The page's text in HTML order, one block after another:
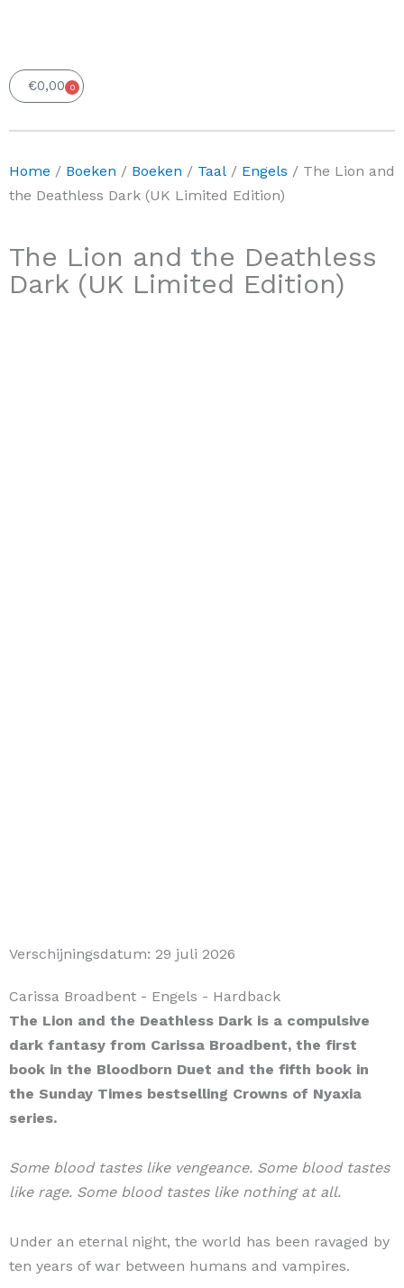
€0,00 0
Winkelwagen
Home / Boeken / Boeken / Taal / Engels / The Lion and
the Deathless Dark (UK Limited Edition)
The Lion and the Deathless
Dark (UK Limited Edition)
Verschijningsdatum: 29 juli 2026
Carissa Broadbent - Engels - Hardback
The Lion and the Deathless Dark is a compulsive
dark fantasy from Carissa Broadbent, the first
book in the Bloodborn Duet and the fifth book in
the Sunday Times bestselling Crowns of Nyaxia
series.
Some blood tastes like vengeance. Some blood tastes
like rage. Some blood tastes like nothing at all.
Under an eternal night, the world has been ravaged by
ten years of war between humans and vampires.